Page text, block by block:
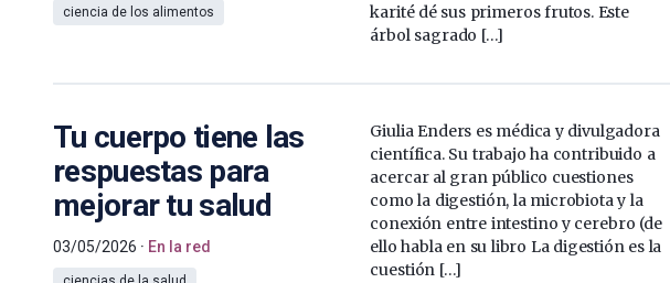
ciencia de los alimentos
karité dé sus primeros frutos. Este
árbol sagrado […]
Tu cuerpo tiene las
respuestas para
mejorar tu salud
03/05/2026 En la red
Giulia Enders es médica y divulgadora
científica. Su trabajo ha contribuido a
acercar al gran público cuestiones
como la digestión, la microbiota y la
conexión entre intestino y cerebro (de
ello habla en su libro La digestión es la
cuestión […]